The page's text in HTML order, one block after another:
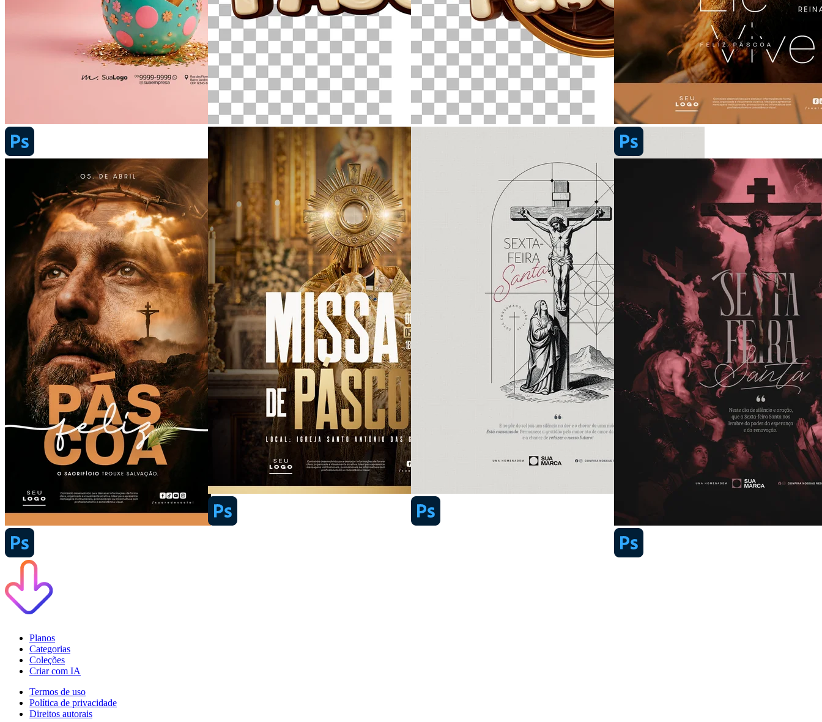
Planos
Categorias
Coleções
Criar com IA
Termos de uso
Política de privacidade
Direitos autorais